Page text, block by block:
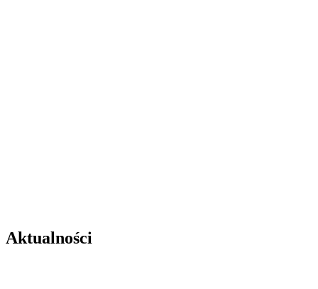
Aktualności